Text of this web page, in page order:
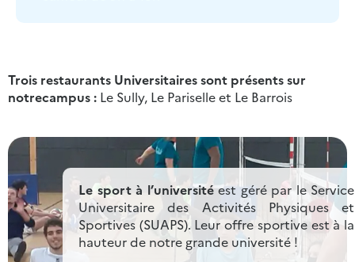
Trois restaurants Universitaires sont présents sur
notrecampus : Le Sully, Le Pariselle et Le Barrois
Le sport à l’universitéest géré par le Service
Universitaire des Activités Physiques et
Sportives (SUAPS). Leur offre sportive est à la
hauteur de notre grande université !